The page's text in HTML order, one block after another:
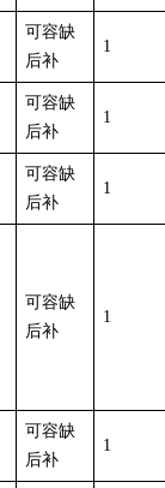
可容缺
后补
1
可容缺
后补
1
可容缺
后补
1
可容缺
后补
1
可容缺
后补
1